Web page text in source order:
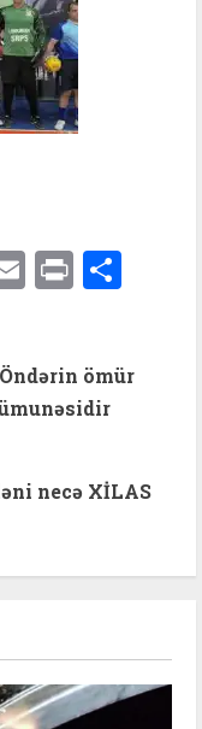
Email
Print
ömür
necə XİLAS